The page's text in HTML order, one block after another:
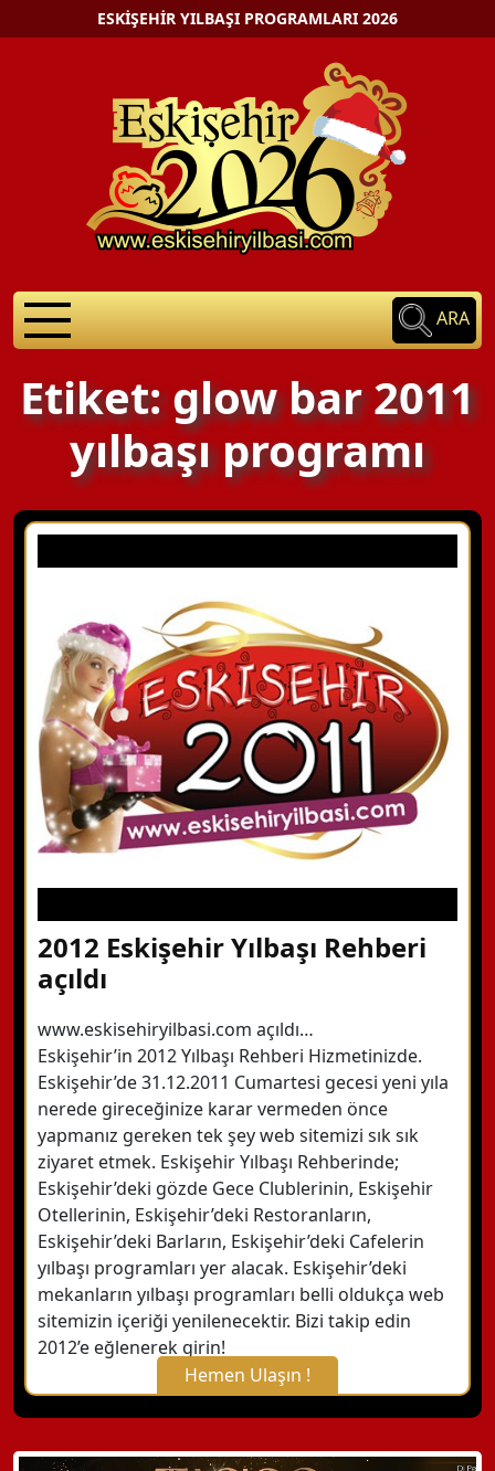
ESKIŞEHIR YILBAŞI PROGRAMLARI 2026
ARA
Etiket: glow bar 2011
yılbaşı programı
2012 Eskişehir Yılbaşı Rehberi
açıldı
www.eskisehiryilbasi.com açıldı…
Eskişehir’in 2012 Yılbaşı Rehberi Hizmetinizde.
Eskişehir’de 31.12.2011 Cumartesi gecesi yeni yıla
nerede gireceğinize karar vermeden önce
yapmanız gereken tek şey web sitemizi sık sık
ziyaret etmek. Eskişehir Yılbaşı Rehberinde;
Eskişehir’deki gözde Gece Clublerinin, Eskişehir
Otellerinin, Eskişehir’deki Restoranların,
Eskişehir’deki Barların, Eskişehir’deki Cafelerin
yılbaşı programları yer alacak. Eskişehir’deki
mekanların yılbaşı programları belli oldukça web
sitemizin içeriği yenilenecektir. Bizi takip edin
2012’e eğlenerek girin!
Hemen Ulaşın !
X Kapat